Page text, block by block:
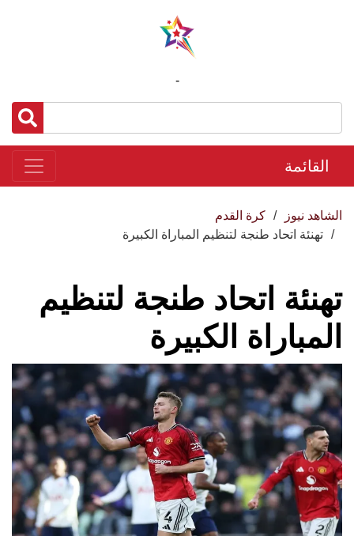
-
القائمة
الشاهد نيوز
كرة القدم
تهنئة اتحاد طنجة لتنظيم المباراة الكبيرة
تهنئة اتحاد طنجة لتنظيم
المباراة الكبيرة